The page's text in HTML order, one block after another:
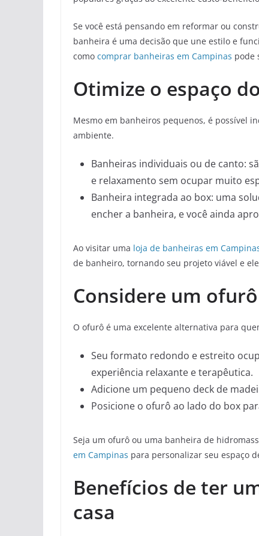
Se você está pensando em reformar ou
banheira é uma decisão que une estilo e
como comprar banheiras em Campinas pode
Otimize o espaço
Mesmo em banheiros pequenos, é possível
ambiente.
Banheiras individuais ou de canto:
e relaxamento sem ocupar muito
Banheira integrada ao box: uma
encher a banheira, e você ainda
Ao visitar uma loja de banheiras em
de banheiro, tornando seu projeto viável e
Considere um
O ofurô é uma excelente alternativa para
Seu formato redondo e estreito
experiência relaxante e terapêutica.
Adicione um pequeno deck de
Posicione o ofurô ao lado do box
Seja um ofurô ou uma banheira de
em Campinas para personalizar seu espaço
Benefícios de ter
casa